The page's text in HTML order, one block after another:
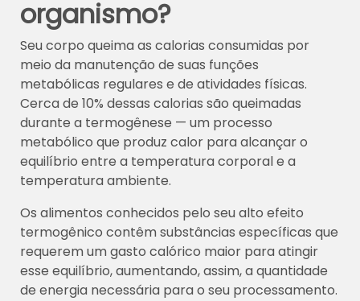
organismo?
Seu corpo queima as calorias consumidas por
meio da manutenção de suas funções
metabólicas regulares e de atividades físicas.
Cerca de 10% dessas calorias são queimadas
durante a termogênese — um processo
metabólico que produz calor para alcançar o
equilíbrio entre a temperatura corporal e a
temperatura ambiente.
Os alimentos conhecidos pelo seu alto efeito
termogênico contêm substâncias específicas que
requerem um gasto calórico maior para atingir
esse equilíbrio, aumentando, assim, a quantidade
de energia necessária para o seu processamento.